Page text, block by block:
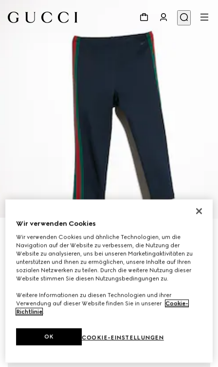
Hose aus geripptem Baumwolljersey mit Web
€ 690
Wir verwenden Cookies
Wir verwenden Cookies und ähnliche Technologien, um die
Navigation auf der Website zu verbessern, die Nutzung der
Website zu analysieren, uns bei unseren Marketingaktivitäten zu
unterstützen und Ihnen zu ermöglichen, unsere Inhalte auf Ihren
sozialen Netzwerken zu teilen. Durch die weitere Nutzung dieser
Website stimmen Sie diesen Nutzungsbedingungen zu.
Weitere Informationen zu diesen Technologien und ihrer
Verwendung auf dieser Website finden Sie in unserer Cookie-
Richtlinie.
COOKIE-EINSTELLUNGEN
OK